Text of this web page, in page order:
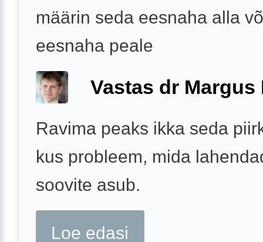
määrin seda eesnaha alla
eesnaha peale
Vastas dr Margus
Ravima peaks ikka seda
kus probleem, mida
soovite asub.
Loe edasi